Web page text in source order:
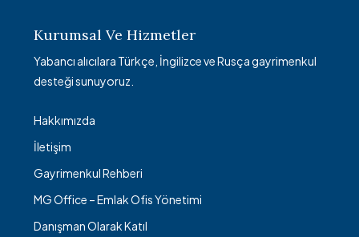
Kurumsal Ve Hizmetler
Yabancı alıcılara Türkçe, İngilizce ve Rusça gayrimenkul
desteği sunuyoruz.
Hakkımızda
İletişim
Gayrimenkul Rehberi
MG Office – Emlak Ofis Yönetimi
Danışman Olarak Katıl